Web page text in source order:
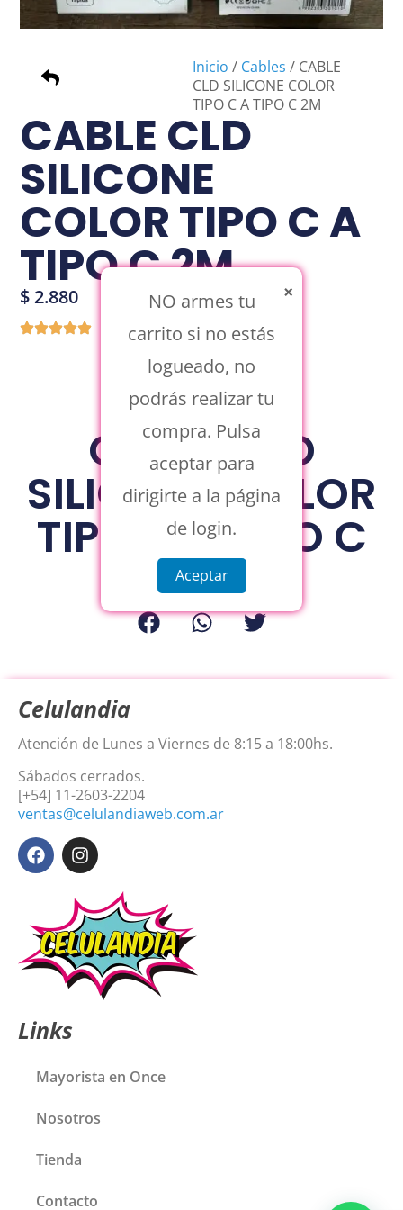
Inicio / Cables / CABLE
CLD SILICONE COLOR
TIPO C A TIPO C 2M
CABLE CLD
SILICONE
COLOR TIPO C A
TIPO C 2M
$2.880
CABLE CLD
SILICONE COLOR
TIPO C A TIPO C
2M
Celulandia
Atención de Lunes a Viernes de 8:15 a 18:00hs.
Sábados cerrados.
[+54] 11-2603-2204
ventas@celulandiaweb.com.ar
Links
Mayorista en Once
Nosotros
Tienda
Contacto
×
NO armes tu
carrito si no estás
logueado, no
podrás realizar tu
compra. Pulsa
aceptar para
dirigirte a la página
de login.
Aceptar